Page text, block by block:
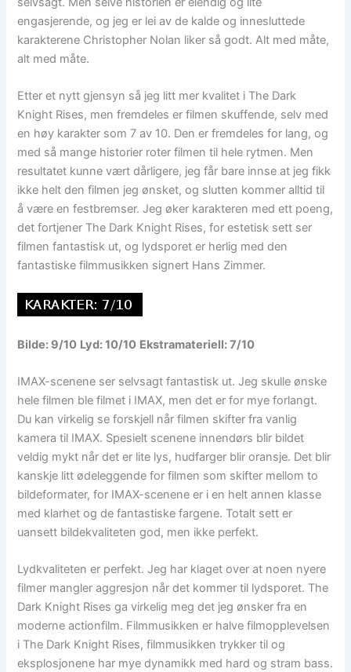
engasjerende, og jeg er lei av de kalde og innesluttede
karakterene Christopher Nolan liker så godt. Alt med måte,
alt med måte.
Etter et nytt gjensyn så jeg litt mer kvalitet i The Dark
Knight Rises, men fremdeles er filmen skuffende, selv med
en høy karakter som 7 av 10. Den er fremdeles for lang, og
med så mange historier roter filmen til hele rytmen. Men
resultatet kunne vært dårligere, jeg får bare innse at jeg fikk
ikke helt den filmen jeg ønsket, og slutten kommer alltid til
å være en festbremser. Jeg øker karakteren med ett poeng,
det fortjener The Dark Knight Rises, for estetisk sett ser
filmen fantastisk ut, og lydsporet er herlig med den
fantastiske filmmusikken signert Hans Zimmer.
Bilde: 9/10 Lyd: 10/10 Ekstramateriell: 7/10
IMAX-scenene ser selvsagt fantastisk ut. Jeg skulle ønske
hele filmen ble filmet i IMAX, men det er for mye forlangt.
Du kan virkelig se forskjell når filmen skifter fra vanlig
kamera til IMAX. Spesielt scenene innendørs blir bildet
veldig mykt når det er lite lys, hudfarger blir oransje. Det blir
kanskje litt ødeleggende for filmen som skifter mellom to
bildeformater, for IMAX-scenene er i en helt annen klasse
med klarhet og de fantastiske fargene. Totalt sett er
uansett bildekvaliteten god, men ikke perfekt.
Lydkvaliteten er perfekt. Jeg har klaget over at noen nyere
filmer mangler aggresjon når det kommer til lydsporet. The
Dark Knight Rises ga virkelig meg det jeg ønsker fra en
moderne actionfilm. Filmmusikken er halve filmopplevelsen
i The Dark Knight Rises, filmmusikken trykker til og
eksplosjonene har mye dynamikk med hard og stram bass.